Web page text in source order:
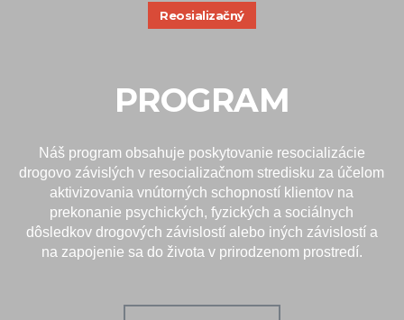
Reosializačný
PROGRAM
Náš program obsahuje poskytovanie resocializácie
drogovo závislých v resocializačnom stredisku za účelom
aktivizovania vnútorných schopností klientov na
prekonanie psychických, fyzických a sociálnych
dôsledkov drogových závislostí alebo iných závislostí a
na zapojenie sa do života v prirodzenom prostredí.